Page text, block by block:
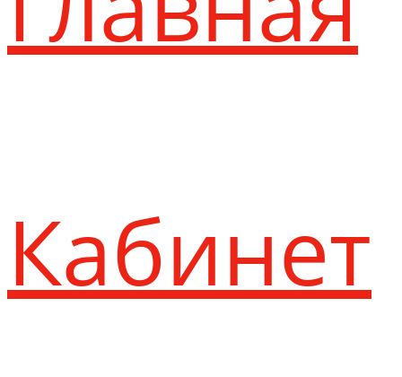
Кабинет